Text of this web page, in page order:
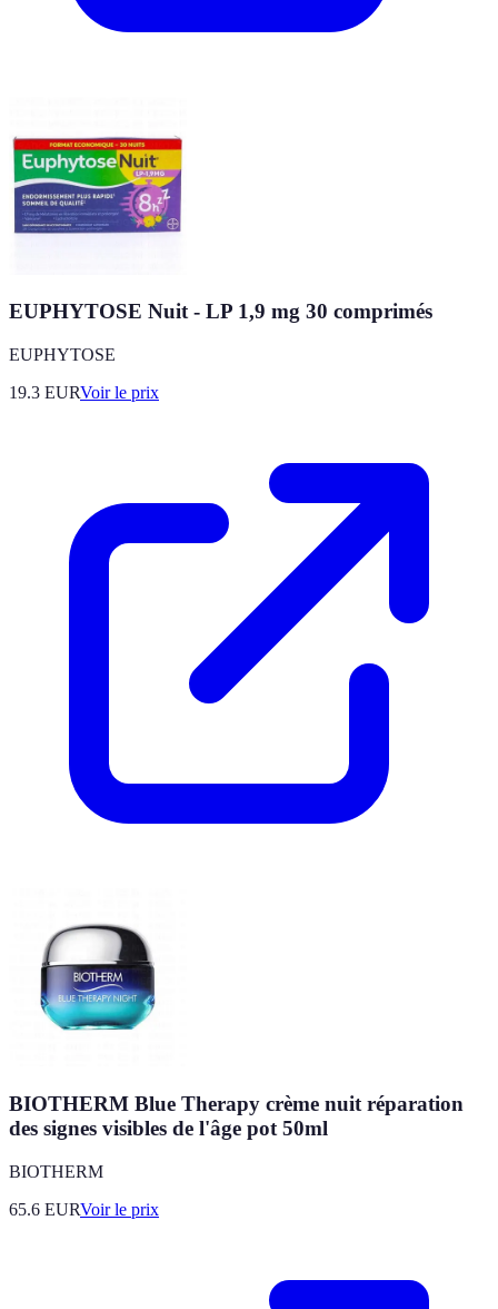
EUPHYTOSE Nuit - LP 1,9 mg 30 comprimés
EUPHYTOSE
19.3 EURVoir le prix
BIOTHERM Blue Therapy crème nuit réparation
des signes visibles de l'âge pot 50ml
BIOTHERM
65.6 EURVoir le prix